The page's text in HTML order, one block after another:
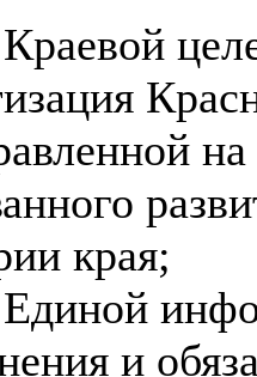
Краевой
края;
Единой
и